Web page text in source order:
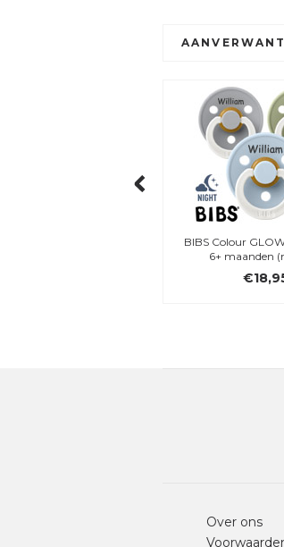
BIBS Colour
6+ maanden
Over ons